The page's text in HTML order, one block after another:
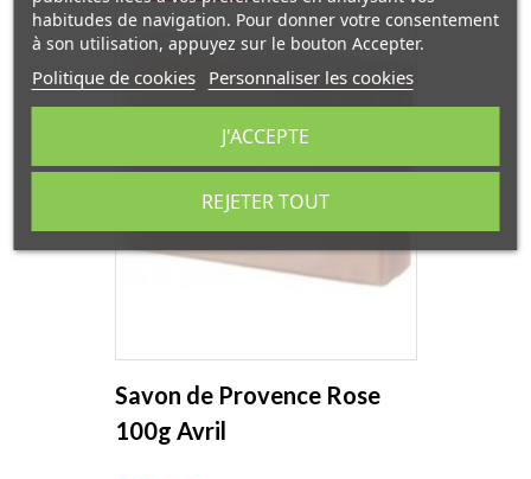
Savon de Provence Rose
100g Avril
habitudes de navigation. Pour donner votre consentement
à son utilisation, appuyez sur le bouton Accepter.
Politique de cookies Personnaliser les cookies
REJETER TOUT
J'ACCEPTE